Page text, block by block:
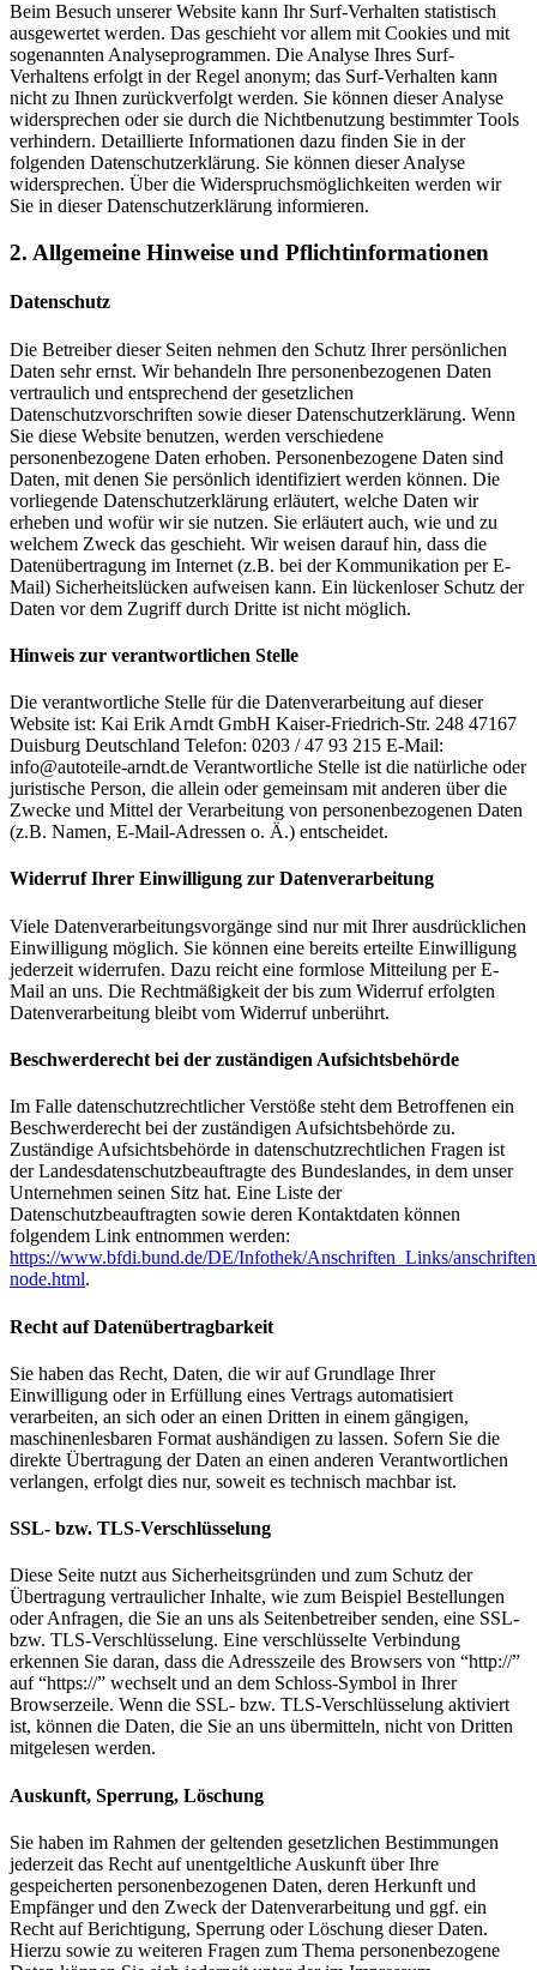
Beim Besuch unserer Website kann Ihr Surf-Verhalten statistisch
ausgewertet werden. Das geschieht vor allem mit Cookies und mit
sogenannten Analyseprogrammen. Die Analyse Ihres Surf-
Verhaltens erfolgt in der Regel anonym; das Surf-Verhalten kann
nicht zu Ihnen zurückverfolgt werden. Sie können dieser Analyse
widersprechen oder sie durch die Nichtbenutzung bestimmter Tools
verhindern. Detaillierte Informationen dazu finden Sie in der
folgenden Datenschutzerklärung. Sie können dieser Analyse
widersprechen. Über die Widerspruchsmöglichkeiten werden wir
Sie in dieser Datenschutzerklärung informieren.
2. Allgemeine Hinweise und Pflichtinformationen
Datenschutz
Die Betreiber dieser Seiten nehmen den Schutz Ihrer persönlichen
Daten sehr ernst. Wir behandeln Ihre personenbezogenen Daten
vertraulich und entsprechend der gesetzlichen
Datenschutzvorschriften sowie dieser Datenschutzerklärung. Wenn
Sie diese Website benutzen, werden verschiedene
personenbezogene Daten erhoben. Personenbezogene Daten sind
Daten, mit denen Sie persönlich identifiziert werden können. Die
vorliegende Datenschutzerklärung erläutert, welche Daten wir
erheben und wofür wir sie nutzen. Sie erläutert auch, wie und zu
welchem Zweck das geschieht. Wir weisen darauf hin, dass die
Datenübertragung im Internet (z.B. bei der Kommunikation per E-
Mail) Sicherheitslücken aufweisen kann. Ein lückenloser Schutz der
Daten vor dem Zugriff durch Dritte ist nicht möglich.
Hinweis zur verantwortlichen Stelle
Die verantwortliche Stelle für die Datenverarbeitung auf dieser
Website ist: Kai Erik Arndt GmbH Kaiser-Friedrich-Str. 248 47167
Duisburg Deutschland Telefon: 0203 / 47 93 215 E-Mail:
info@autoteile-arndt.de Verantwortliche Stelle ist die natürliche oder
juristische Person, die allein oder gemeinsam mit anderen über die
Zwecke und Mittel der Verarbeitung von personenbezogenen Daten
(z.B. Namen, E-Mail-Adressen o. Ä.) entscheidet.
Widerruf Ihrer Einwilligung zur Datenverarbeitung
Viele Datenverarbeitungsvorgänge sind nur mit Ihrer ausdrücklichen
Einwilligung möglich. Sie können eine bereits erteilte Einwilligung
jederzeit widerrufen. Dazu reicht eine formlose Mitteilung per E-
Mail an uns. Die Rechtmäßigkeit der bis zum Widerruf erfolgten
Datenverarbeitung bleibt vom Widerruf unberührt.
Beschwerderecht bei der zuständigen Aufsichtsbehörde
Im Falle datenschutzrechtlicher Verstöße steht dem Betroffenen ein
Beschwerderecht bei der zuständigen Aufsichtsbehörde zu.
Zuständige Aufsichtsbehörde in datenschutzrechtlichen Fragen ist
der Landesdatenschutzbeauftragte des Bundeslandes, in dem unser
Unternehmen seinen Sitz hat. Eine Liste der
Datenschutzbeauftragten sowie deren Kontaktdaten können
folgendem Link entnommen werden:
https://www.bfdi.bund.de/DE/Infothek/Anschriften_Links/
node.html.
Recht auf Datenübertragbarkeit
Sie haben das Recht, Daten, die wir auf Grundlage Ihrer
Einwilligung oder in Erfüllung eines Vertrags automatisiert
verarbeiten, an sich oder an einen Dritten in einem gängigen,
maschinenlesbaren Format aushändigen zu lassen. Sofern Sie die
direkte Übertragung der Daten an einen anderen Verantwortlichen
verlangen, erfolgt dies nur, soweit es technisch machbar ist.
SSL- bzw. TLS-Verschlüsselung
Diese Seite nutzt aus Sicherheitsgründen und zum Schutz der
Übertragung vertraulicher Inhalte, wie zum Beispiel Bestellungen
oder Anfragen, die Sie an uns als Seitenbetreiber senden, eine SSL-
bzw. TLS-Verschlüsselung. Eine verschlüsselte Verbindung
erkennen Sie daran, dass die Adresszeile des Browsers von “http://”
auf “https://” wechselt und an dem Schloss-Symbol in Ihrer
Browserzeile. Wenn die SSL- bzw. TLS-Verschlüsselung aktiviert
ist, können die Daten, die Sie an uns übermitteln, nicht von Dritten
mitgelesen werden.
Auskunft, Sperrung, Löschung
Sie haben im Rahmen der geltenden gesetzlichen Bestimmungen
jederzeit das Recht auf unentgeltliche Auskunft über Ihre
gespeicherten personenbezogenen Daten, deren Herkunft und
Empfänger und den Zweck der Datenverarbeitung und ggf. ein
Recht auf Berichtigung, Sperrung oder Löschung dieser Daten.
Hierzu sowie zu weiteren Fragen zum Thema personenbezogene